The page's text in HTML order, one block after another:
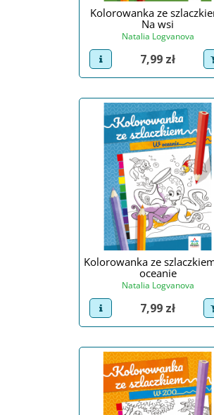
Kolorowanka ze
Na wsi
Natalia Logvanova
view product
Cena
7,99 zł
Kolorowanka ze
oceanie
Natalia Logvanova
view product
Cena
7,99 zł